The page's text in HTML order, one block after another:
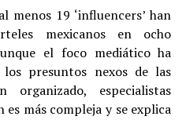
menos 19 ‘influencers’ han
mexicanos en ocho
el foco mediático ha
presuntos nexos de las
especialistas
más compleja y se explica